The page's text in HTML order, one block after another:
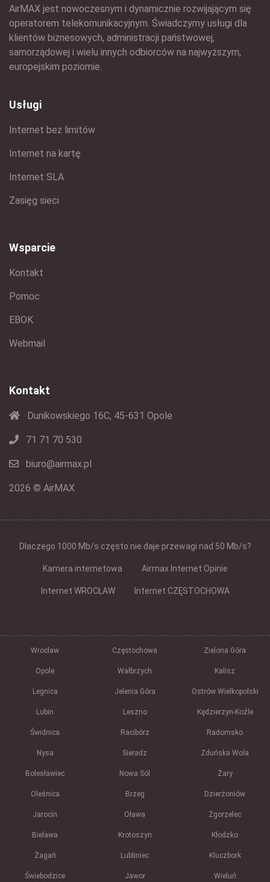
AirMAX jest nowoczesnym i dynamicznie rozwijającym się
operatorem telekomunikacyjnym. Świadczymy usługi dla
klientów biznesowych, administracji państwowej,
samorządowej i wielu innych odbiorców na najwyższym,
europejskim poziomie.
Usługi
Internet bez limitów
Internet na kartę
Internet SLA
Zasięg sieci
Wsparcie
Kontakt
Pomoc
EBOK
Webmail
Kontakt
Dunikowskiego 16C, 45-631 Opole
71 71 70 530
biuro@airmax.pl
2026 © AirMAX
Dlaczego 1000 Mb/s często nie daje przewagi nad 50 Mb/s?
Kamera internetowa Airmax Internet Opinie
Internet WROCŁAW Internet CZĘSTOCHOWA
Wrocław Częstochowa Zielona Góra
Opole Wałbrzych Kalisz
Legnica Jelenia Góra Ostrów Wielkopolski
Lubin Leszno Kędzierzyn-Koźle
Świdnica Racibórz Radomsko
Nysa Sieradz Zduńska Wola
Bolesławiec Nowa Sól Żary
Oleśnica Brzeg Dzierżoniów
Jarocin Oława Zgorzelec
Bielawa Krotoszyn Kłodzko
Żagań Lubliniec Kluczbork
Świebodzice Jawor Wieluń